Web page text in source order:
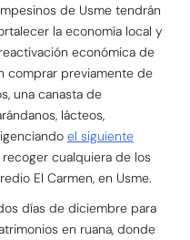
de Usme tendrán
la economía local y
económica de
comprar previamente de
una canasta de
lácteos,
el siguiente
cualquiera de los
El Carmen, en Usme.
días de diciembre para
en ruana, donde